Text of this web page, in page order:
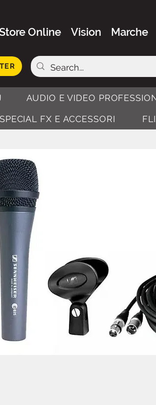
Online Vision Marche
AUDIO E VIDEO
SPECIAL FX E ACCESSORI